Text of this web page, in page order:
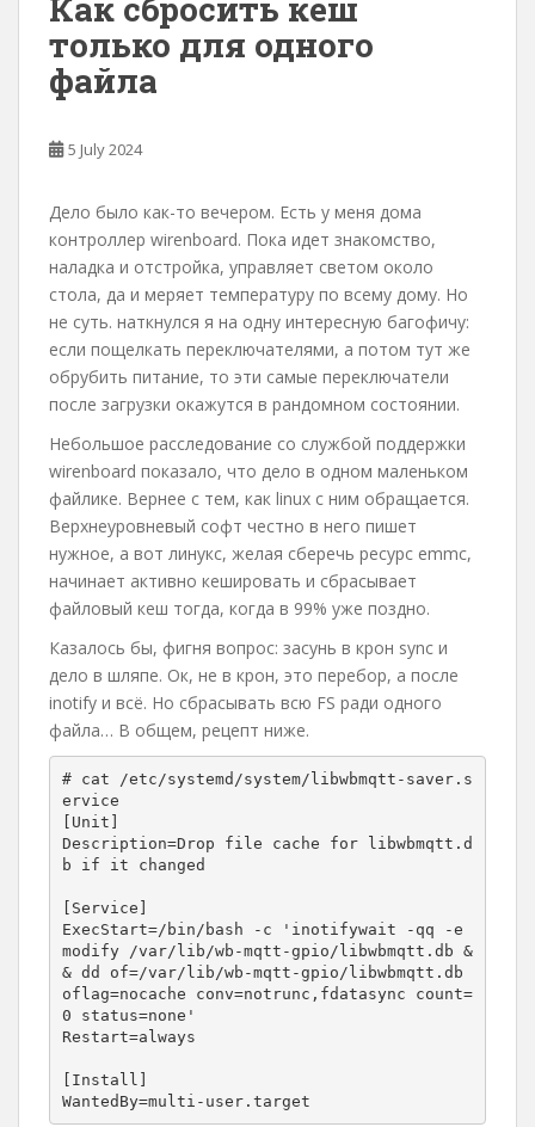
Как сбросить кеш
только для одного
файла
5 July 2024
Дело было как-то вечером. Есть у меня дома
контроллер wirenboard. Пока идет знакомство,
наладка и отстройка, управляет светом около
стола, да и меряет температуру по всему дому. Но
не суть. наткнулся я на одну интересную багофичу:
если пощелкать переключателями, а потом тут же
обрубить питание, то эти самые переключатели
после загрузки окажутся в рандомном состоянии.
Небольшое расследование со службой поддержки
wirenboard показало, что дело в одном маленьком
файлике. Вернее с тем, как linux с ним обращается.
Верхнеуровневый софт честно в него пишет
нужное, а вот линукс, желая сберечь ресурс emmc,
начинает активно кешировать и сбрасывает
файловый кеш тогда, когда в 99% уже поздно.
Казалось бы, фигня вопрос: засунь в крон sync и
дело в шляпе. Ок, не в крон, это перебор, а после
inotify и всё. Но сбрасывать всю FS ради одного
файла… В общем, рецепт ниже.
# cat /etc/systemd/system/libwbmqtt-saver.s
ervice
[Unit]
Description=Drop file cache for libwbmqtt.d
b if it changed
[Service]
ExecStart=/bin/bash -c 'inotifywait -qq -e
modify /var/lib/wb-mqtt-gpio/libwbmqtt.db &
& dd of=/var/lib/wb-mqtt-gpio/libwbmqtt.db
oflag=nocache conv=notrunc,fdatasync count=
0 status=none'
Restart=always
[Install]
WantedBy=multi-user.target